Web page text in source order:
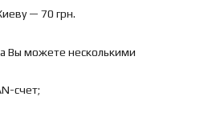
— 70 грн.
Вы можете несколькими
счет;